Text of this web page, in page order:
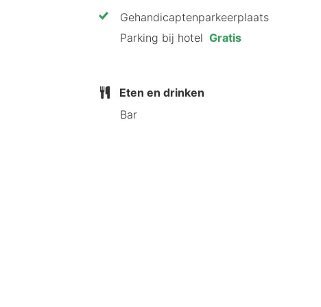
Gehandicaptenparkeerplaats
Parking bij hotel Gratis
Eten en drinken
Bar